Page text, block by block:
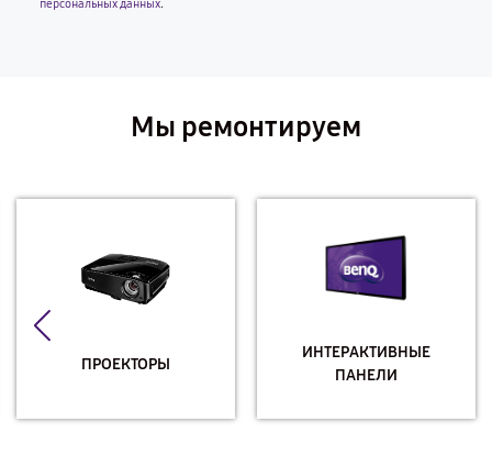
персональных данных.
Мы ремонтируем
ПРОЕКТОРЫ
ИНТЕРАКТИВНЫЕ
ПАНЕЛИ